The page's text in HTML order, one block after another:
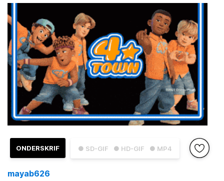
● SD-GIF ● HD-GIF ● MP4
ONDERSKRIF
mayab626